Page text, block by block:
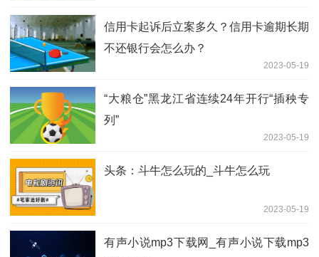
信用卡起诉后立案多久？信用卡逾期长期
不还银行会怎么办？
2023-05-19
“大粮仓”黑龙江省连续24年开行“插秧专
列”
2023-05-19
头条：斗牛怎么玩的_斗牛怎么玩
2023-05-19
有声小说mp3下载网_有声小说下载mp3